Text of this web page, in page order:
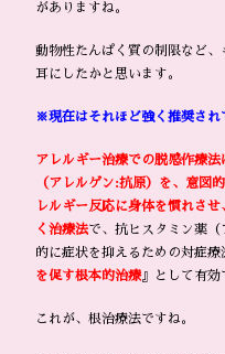
がありますね。
動物性たんぱく質の制限など、
耳にしたかと思います。
※現在はそれほど強く推奨され
アレルギー治療での脱感作療
（アレルゲン:抗原）を、意図
レルギー反応に身体を慣れさ
く治療法で、抗ヒスタミン薬
的に症状を抑えるための対症療
を促す根本的治療』として有効
これが、根治療法ですね。